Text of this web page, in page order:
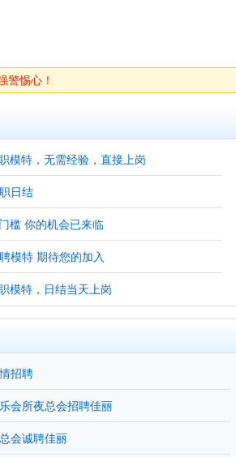
警惕心！
模特，无需经验，直接上岗
日结
槛 你的机会已来临
模特 期待您的加入
模特，日结当天上岗
招聘
会所夜总会招聘佳丽
会诚聘佳丽